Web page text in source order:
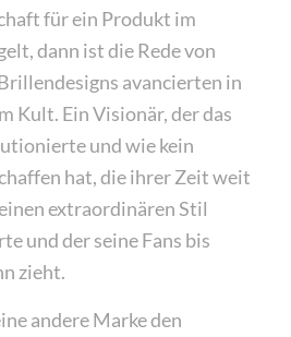
für ein Produkt im
dann ist die Rede von
avancierten in
Kult. Ein Visionär, der das
und wie kein
hat, die ihrer Zeit weit
extraordinären Stil
und der seine Fans bis
zieht.
andere Marke den